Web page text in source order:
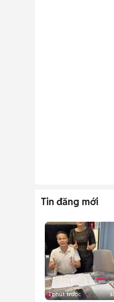
Tin đăng mới
1 phút trước 5